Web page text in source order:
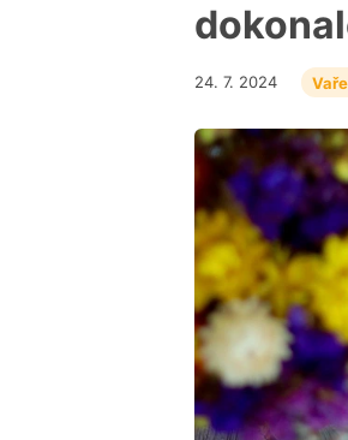
24. 7. 2024